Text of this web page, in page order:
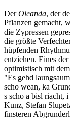
DerOleanda, der
Pflanzen gemacht,
die Zypressen
die größte
hüpfenden
entziehen. Eines
optimistisch mit
"Es gehd
scho wean, ka
s scho a bisl riacht,
Kunz, Stefan
finsteren